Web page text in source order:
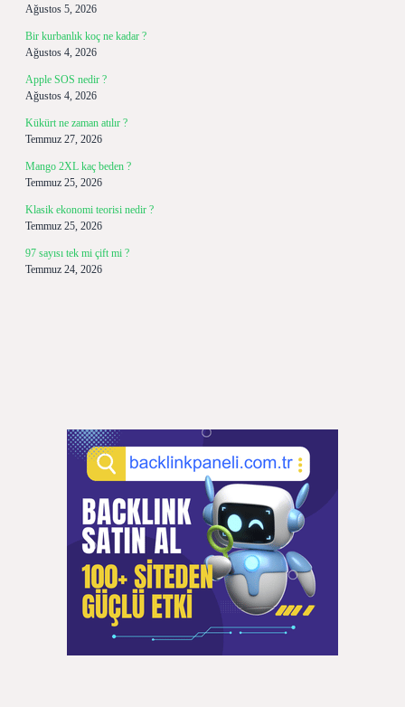
Ağustos 5, 2026
Bir kurbanlık koç ne kadar ?
Ağustos 4, 2026
Apple SOS nedir ?
Ağustos 4, 2026
Kükürt ne zaman atılır ?
Temmuz 27, 2026
Mango 2XL kaç beden ?
Temmuz 25, 2026
Klasik ekonomi teorisi nedir ?
Temmuz 25, 2026
97 sayısı tek mi çift mi ?
Temmuz 24, 2026